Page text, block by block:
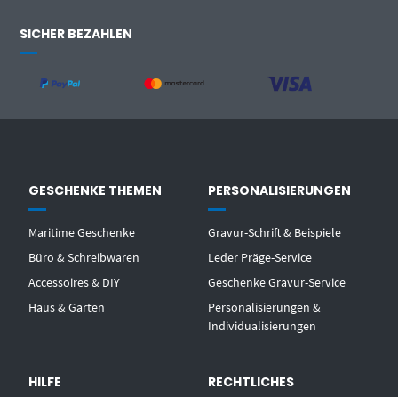
SICHER BEZAHLEN
GESCHENKE THEMEN
Maritime Geschenke
Büro & Schreibwaren
Accessoires & DIY
Haus & Garten
PERSONALISIERUNGEN
Gravur-Schrift & Beispiele
Leder Präge-Service
Geschenke Gravur-Service
Personalisierungen &
Individualisierungen
HILFE RECHTLICHES